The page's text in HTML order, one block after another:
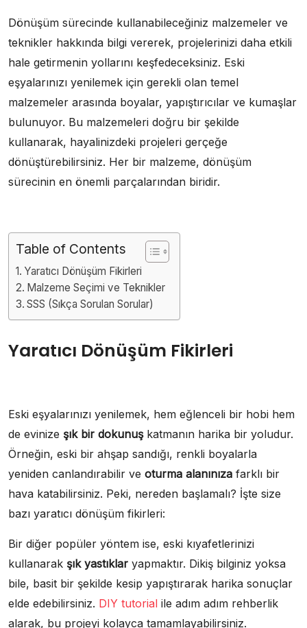
Dönüşüm sürecinde kullanabileceğiniz malzemeler ve
teknikler hakkında bilgi vererek, projelerinizi daha etkili
hale getirmenin yollarını keşfedeceksiniz. Eski
eşyalarınızı yenilemek için gerekli olan temel
malzemeler arasında boyalar, yapıştırıcılar ve kumaşlar
bulunuyor. Bu malzemeleri doğru bir şekilde
kullanarak, hayalinizdeki projeleri gerçeğe
dönüştürebilirsiniz. Her bir malzeme, dönüşüm
sürecinin en önemli parçalarından biridir.
Table of Contents
Yaratıcı Dönüşüm Fikirleri
Malzeme Seçimi ve Teknikler
SSS (Sıkça Sorulan Sorular)
Yaratıcı Dönüşüm Fikirleri
Eski eşyalarınızı yenilemek, hem eğlenceli bir hobi hem
de evinize şık bir dokunuşkatmanın harika bir yoludur.
Örneğin, eski bir ahşap sandığı, renkli boyalarla
yeniden canlandırabilir ve oturma alanınıza farklı bir
hava katabilirsiniz. Peki, nereden başlamalı? İşte size
bazı yaratıcı dönüşüm fikirleri:
Bir diğer popüler yöntem ise, eski kıyafetlerinizi
kullanarak şık yastıklar yapmaktır. Dikiş bilginiz yoksa
bile, basit bir şekilde kesip yapıştırarak harika sonuçlar
elde edebilirsiniz. DIY tutorial ile adım adım rehberlik
alarak, bu projeyi kolayca tamamlayabilirsiniz.